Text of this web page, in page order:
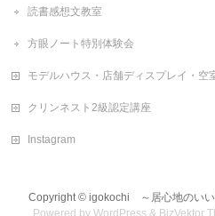
読書感想文教室
方眼ノート特別体験会
モデルハウス・店舗ディスプレイ・空
クリンネスト2級認定講座
Instagram
Copyright © igokochi ～居心地のいい
Powered byWordPress & BizVektor